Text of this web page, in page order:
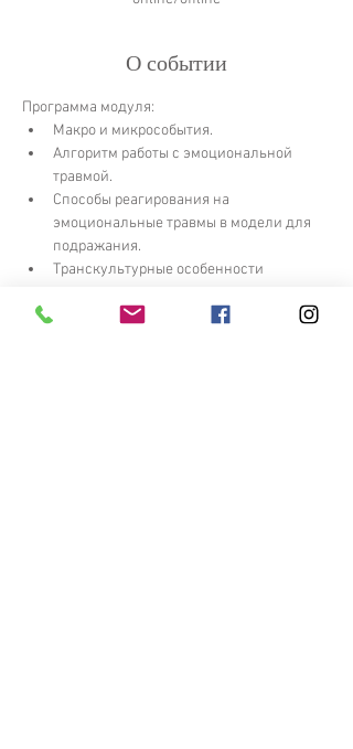
О событии
Программа модуля:
Макро и микрособытия.
Алгоритм работы с эмоциональной
травмой.
Способы реагирования на
эмоциональные травмы в модели для
подражания.
Транскультурные особенности
Компенсация эмоциональной травмы.